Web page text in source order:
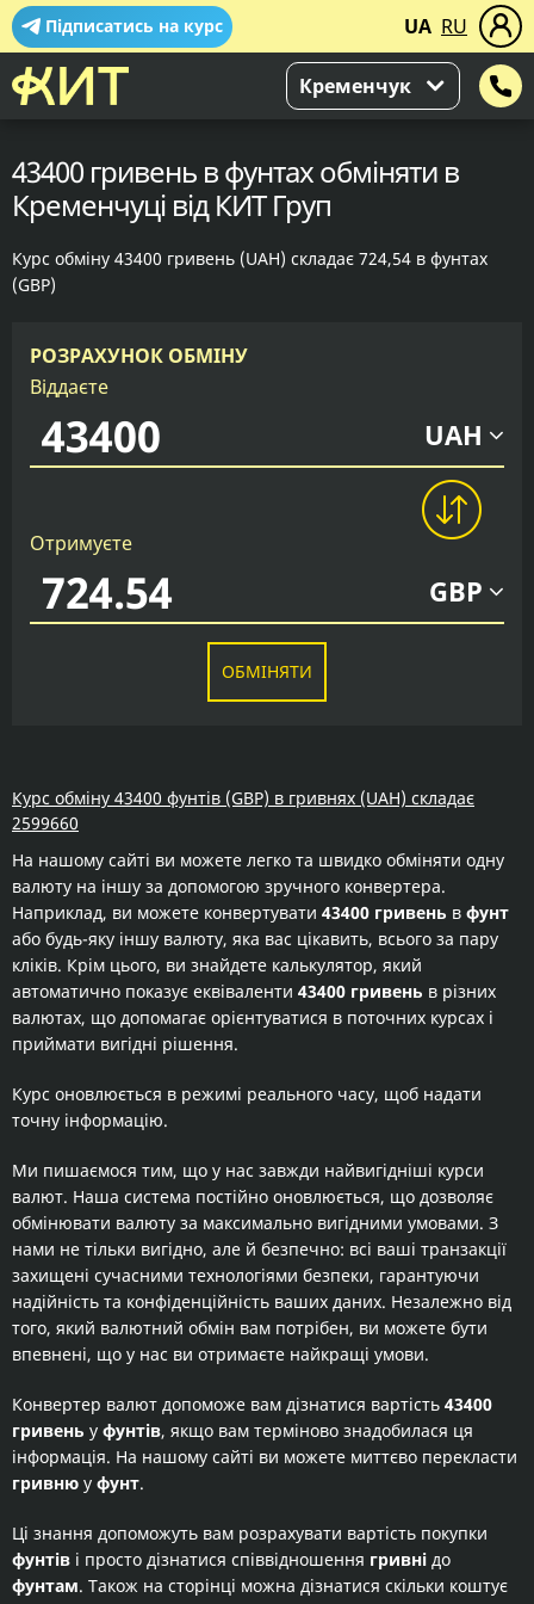
Підписатись на курс UA RU
Кременчук
43400 гривень в фунтах обміняти в
Кременчуці від КИТ Груп
Курс обміну 43400 гривень (UAH) складає 724,54 в фунтах
(GBP)
РОЗРАХУНОК ОБМІНУ
Віддаєте
UAH
Отримуєте
GBP
ОБМІНЯТИ
Курс обміну 43400 фунтів (GBP) в гривнях (UAH) складає
2599660
На нашому сайті ви можете легко та швидко обміняти одну
валюту на іншу за допомогою зручного конвертера.
Наприклад, ви можете конвертувати 43400 гривень в фунт
або будь-яку іншу валюту, яка вас цікавить, всього за пару
кліків. Крім цього, ви знайдете калькулятор, який
автоматично показує еквіваленти 43400 гривень в різних
валютах, що допомагає орієнтуватися в поточних курсах і
приймати вигідні рішення.
Курс оновлюється в режимі реального часу, щоб надати
точну інформацію.
Ми пишаємося тим, що у нас завжди найвигідніші курси
валют. Наша система постійно оновлюється, що дозволяє
обмінювати валюту за максимально вигідними умовами. З
нами не тільки вигідно, але й безпечно: всі ваші транзакції
захищені сучасними технологіями безпеки, гарантуючи
надійність та конфіденційність ваших даних. Незалежно від
того, який валютний обмін вам потрібен, ви можете бути
впевнені, що у нас ви отримаєте найкращі умови.
Конвертер валют допоможе вам дізнатися вартість 43400
гривень у фунтів, якщо вам терміново знадобилася ця
інформація. На нашому сайті ви можете миттєво перекласти
гривню у фунт.
Ці знання допоможуть вам розрахувати вартість покупки
фунтів і просто дізнатися співвідношення гривні до
фунтам. Також на сторінці можна дізнатися скільки коштує